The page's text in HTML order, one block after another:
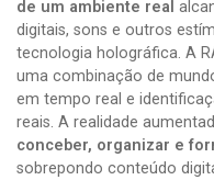
de um ambiente real
digitais, sons e outros
tecnologia holográfica. A
uma combinação de
em tempo real e
reais. A realidade
conceber, organizar e
sobrepondo conteúdo